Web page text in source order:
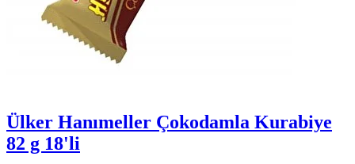
Ülker Hanımeller Çokodamla Kurabiye
82 g 18'li